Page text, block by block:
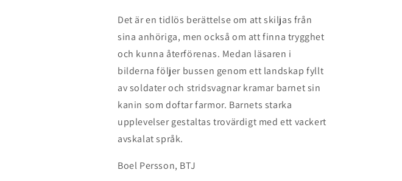
Det är en tidlös berättelse om att skiljas från
sina anhöriga, men också om att finna trygghet
och kunna återförenas. Medan läsaren i
bilderna följer bussen genom ett landskap fyllt
av soldater och stridsvagnar kramar barnet sin
kanin som doftar farmor. Barnets starka
upplevelser gestaltas trovärdigt med ett vackert
avskalat språk.
Boel Persson, BTJ